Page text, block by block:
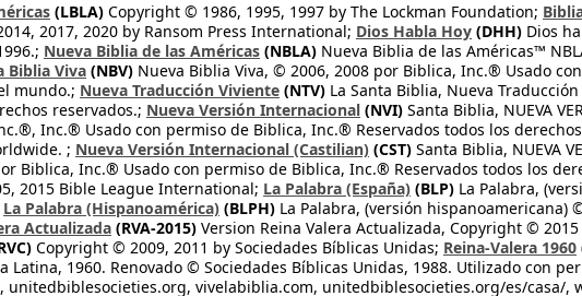
(LBLA) Copyright © 1986, 1995, 1997 by The Lockman Foundation;
2017, 2020 by Ransom Press International; Dios Habla Hoy (DHH) Dios
Nueva Biblia de las Américas (NBLA) Nueva Biblia de las Américas™
Biblia Viva (NBV) Nueva Biblia Viva, © 2006, 2008 por Biblica, Inc.® Usado
mundo.; Nueva Traducción Viviente (NTV) La Santa Biblia, Nueva
reservados.; Nueva Versión Internacional (NVI) Santa Biblia, NUEVA
Inc.® Usado con permiso de Biblica, Inc.® Reservados todos los
; Nueva Versión Internacional (Castilian) (CST) Santa Biblia, NUEVA
Biblica, Inc.® Usado con permiso de Biblica, Inc.® Reservados todos los
2015 Bible League International; La Palabra (España) (BLP) La Palabra,
La Palabra (Hispanoamérica) (BLPH) La Palabra, (versión hispanoamericana)
Actualizada (RVA-2015) Version Reina Valera Actualizada, Copyright ©
Copyright © 2009, 2011 by Sociedades Bíblicas Unidas; Reina-Valera 1960
Latina, 1960. Renovado © Sociedades Bíblicas Unidas, 1988. Utilizado con
unitedbiblesocieties.org, vivelabiblia.com, unitedbiblesocieties.org/es/casa/,